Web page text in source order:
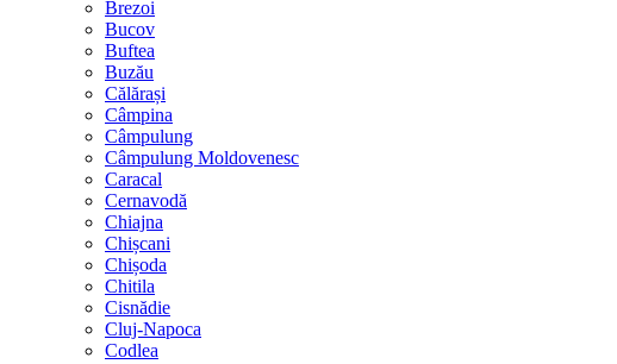
Brezoi
Bucov
Buftea
Buzău
Călărași
Câmpina
Câmpulung
Câmpulung Moldovenesc
Caracal
Cernavodă
Chiajna
Chișcani
Chișoda
Chitila
Cisnădie
Cluj-Napoca
Codlea